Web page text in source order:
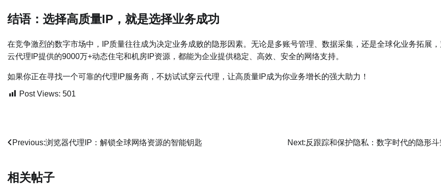
结语：选择高质量IP，就是选择业务成功
在竞争激烈的数字市场中，IP质量往往成为决定业务成败的隐形因素。无论是多账号管理、数据采集，还是全球化业务拓展，
云代理IP提供的9000万+动态住宅和机房IP资源，都能为企业提供稳定、高效、安全的网络支持。
如果你正在寻找一个可靠的代理IP服务商，不妨试试穿云代理，让高质量IP成为你业务增长的强大助力！
Post Views: 501
文
导
Previous:浏览器代理IP：解锁全球网络资源的智能钥匙 Next:反跟踪和保护隐私：数字时代的隐形斗
相关帖子